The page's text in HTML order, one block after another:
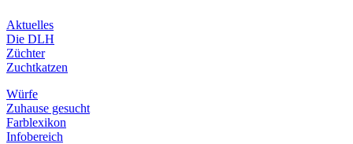
Aktuelles
Die DLH
Züchter
Zuchtkatzen
Würfe
Zuhause gesucht
Farblexikon
Infobereich